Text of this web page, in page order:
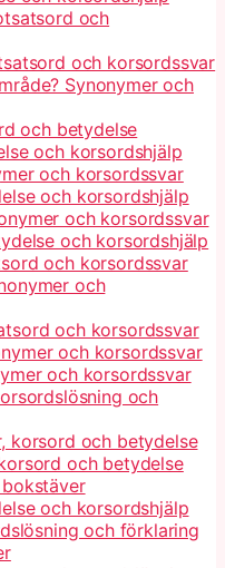
och
och korsordssvar
Synonymer och
och betydelse
och korsordshjälp
och korsordssvar
och korsordshjälp
och korsordssvar
och korsordshjälp
och korsordssvar
och
och korsordssvar
och korsordssvar
och korsordssvar
och
korsord och betydelse
och betydelse
och korsordshjälp
och förklaring